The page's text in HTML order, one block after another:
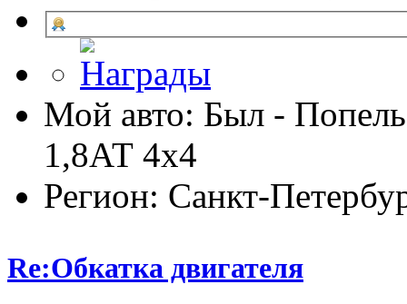
Мой авто: Был -
1,8АТ 4х4
Регион: Санкт-
Re:Обкатка двигателя